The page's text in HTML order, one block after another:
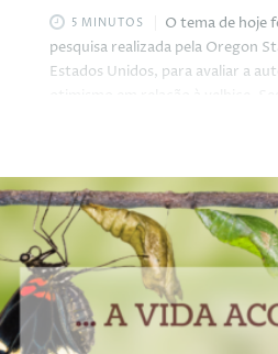
5 MINUTOS
O tema de hoje
pesquisa realizada pela Oregon
Estados Unidos, para avaliar a
otimismo em relação à velhice.
daqui a alguns anos, terei
rabugento, solitário,
atividades do dia a dia, será que as